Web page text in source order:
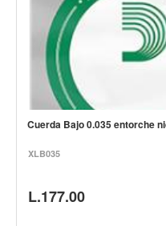
Accesorios
Cuerdas
Baterias
Acustica
Platillos
Cuerda Bajo 0.035
XLB035
L.177.00